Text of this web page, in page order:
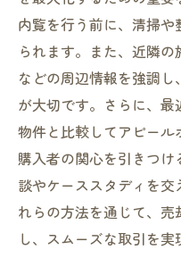
内覧を行う前に、清掃
られます。また、近隣
などの周辺情報を強調
が大切です。さらに、
物件と比較してアピール
購入者の関心を引きつ
談やケーススタディを
れらの方法を通じて、
し、スムーズな取引を実